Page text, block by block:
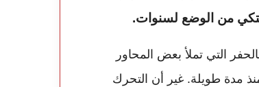
من الوضع لسنوات.
التي تملأ بعض المحاور
مدة طويلة. غير أن التحرك